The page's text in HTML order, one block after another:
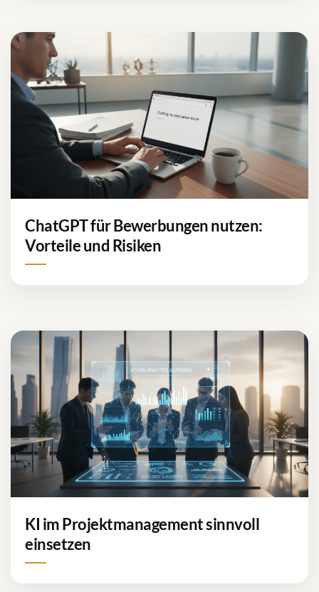
ChatGPT für Bewerbungen nutzen:
Vorteile und Risiken
KI im Projektmanagement sinnvoll
einsetzen